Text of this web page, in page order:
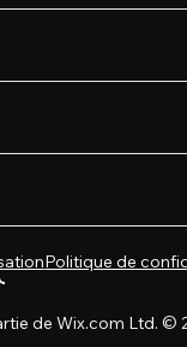
Politique de
de Wix.com Ltd. ©